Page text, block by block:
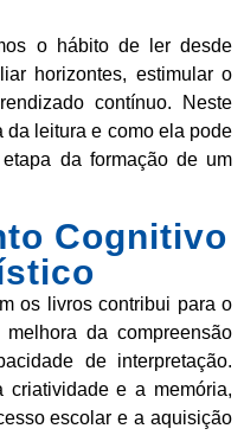
o hábito de ler desde
horizontes, estimular o
contínuo. Neste
da leitura e como ela pode
da formação de um
Cognitivo
os livros contribui para o
da compreensão
de interpretação.
e a memória,
escolar e a aquisição